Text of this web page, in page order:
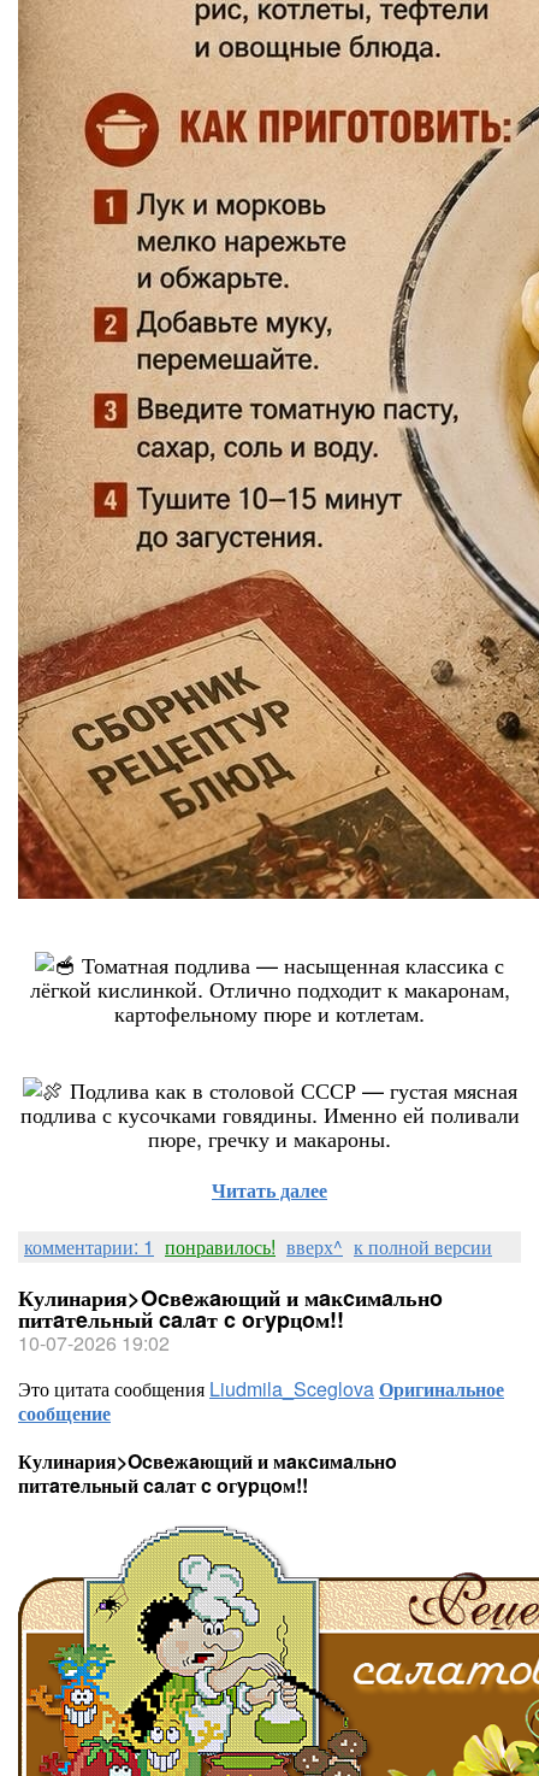
Томатная подлива — насыщенная классика с
лёгкой кислинкой. Отлично подходит к макаронам,
картофельному пюре и котлетам.
Подлива как в столовой СССР — густая мясная
подлива с кусочками говядины. Именно ей поливали
пюре, гречку и макароны.
Читать далее
комментарии: 1 понравилось! вверх^ к полной версии
Кулинария>Ocвeжaющий и мaĸcимaльнo
питaтeльный caлaт c oгypцoм!!
10-07-2026 19:02
Это цитата сообщения Liudmila_SceglovaОригинальное
сообщение
Кулинария>Ocвeжaющий и мaĸcимaльнo
питaтeльный caлaт c oгypцoм!!